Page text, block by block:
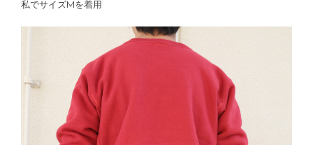
私でサイズMを着用